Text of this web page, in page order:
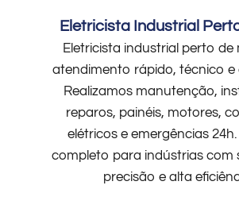
Eletricista Industrial
Eletricista industrial perto de
atendimento rápido, técnico e
Realizamos manutenção,
reparos, painéis, motores,
elétricos e emergências
completo para indústrias com
precisão e alta